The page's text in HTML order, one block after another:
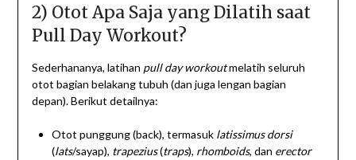
2) Otot Apa Saja yang Dilatih saat
Pull Day Workout?
Sederhananya, latihan pull day workoutmelatih seluruh
otot bagian belakang tubuh (dan juga lengan bagian
depan). Berikut detailnya:
Otot punggung (back), termasuk latissimus dorsi
(lats/sayap), trapezius(traps), rhomboids, dan erector